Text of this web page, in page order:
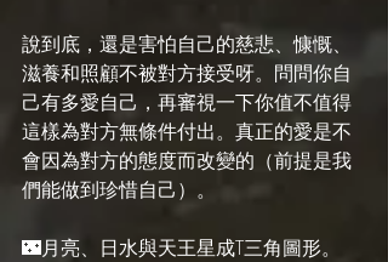
說到底，還是害怕自己的慈悲、慷慨、
滋養和照顧不被對方接受呀。問問你自
己有多愛自己，再審視一下你值不值得
這樣為對方無條件付出。真正的愛是不
會因為對方的態度而改變的（前提是我
們能做到珍惜自己）。
🌃月亮、日水與天王星成T三角圖形。